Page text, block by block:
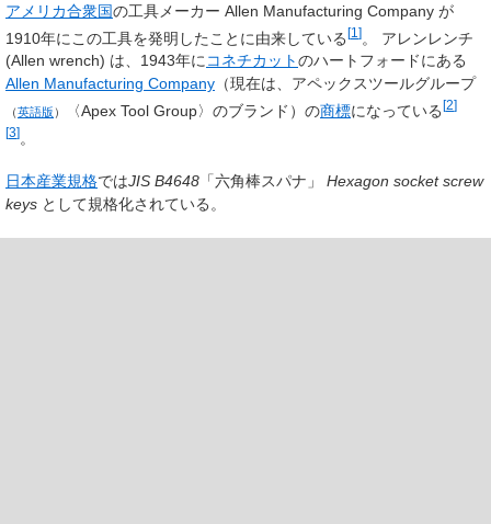
アメリカ合衆国の工具メーカー Allen Manufacturing Company が
1910年にこの工具を発明したことに由来している[1 ]。 アレンレンチ
(Allen wrench) は、1943年にコネチカットのハートフォードにある
Allen Manufacturing Company （現在は、 アペックスツールグループ
（英語版 ） 〈Apex Tool Group〉のブランド）の商標になっている [2]
[3]。
日本産業規格ではJIS B4648 「六角棒スパナ」 Hexagon socket screw
keys として規格化されている。